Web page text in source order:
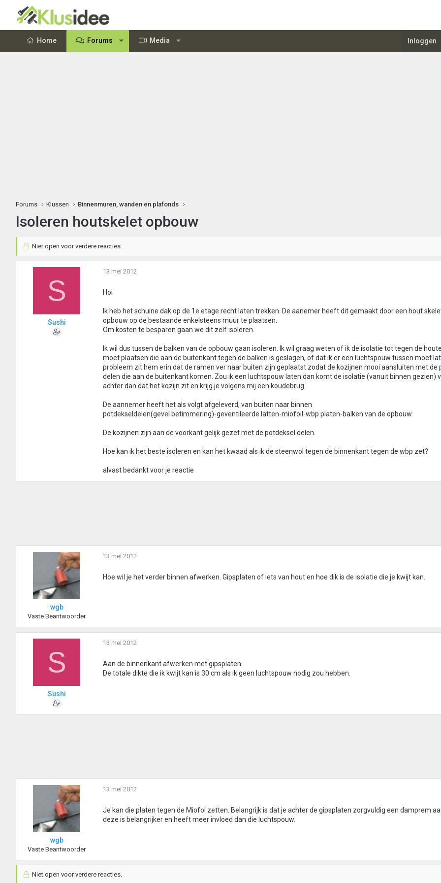
Home Forums Media Inloggen
Forums Klussen Binnenmuren, wanden en plafonds
Isoleren houtskelet opbouw
Niet open voor verdere reacties.
S
Sushi
13 mei 2012
Hoi
Ik heb het schuine dak op de 1e etage recht laten trekken. De aanemer heeft dit gemaakt door een hout
opbouw op de bestaande enkelsteens muur te plaatsen.
Om kosten te besparen gaan we dit zelf isoleren.
Ik wil dus tussen de balken van de opbouw gaan isoleren. Ik wil graag weten of ik de isolatie tot tegen de
moet plaatsen die aan de buitenkant tegen de balken is geslagen, of dat ik er een luchtspouw tussen moet
probleem zit hem erin dat de ramen ver naar buiten zijn geplaatst zodat de kozijnen mooi aansluiten met de
delen die aan de buitenkant komen. Zou ik een luchtspouw laten dan komt de isolatie (vanuit binnen gezien)
achter dan dat het kozijn zit en krijg je volgens mij een koudebrug.
De aannemer heeft het als volgt afgeleverd, van buiten naar binnen
potdekseldelen(gevel betimmering)-geventileerde latten-miofoil-wbp platen-balken van de opbouw
De kozijnen zijn aan de voorkant gelijk gezet met de potdeksel delen.
Hoe kan ik het beste isoleren en kan het kwaad als ik de steenwol tegen de binnenkant tegen de wbp zet?
alvast bedankt voor je reactie
wgb
Vaste Beantwoorder
13 mei 2012
Hoe wil je het verder binnen afwerken. Gipsplaten of iets van hout en hoe dik is de isolatie die je kwijt kan.
S
Sushi
13 mei 2012
Aan de binnenkant afwerken met gipsplaten.
De totale dikte die ik kwijt kan is 30 cm als ik geen luchtspouw nodig zou hebben.
wgb
Vaste Beantwoorder
13 mei 2012
Je kan die platen tegen de Miofol zetten. Belangrijk is dat je achter de gipsplaten zorgvuldig een damprem
deze is belangrijker en heeft meer invloed dan die luchtspouw.
Niet open voor verdere reacties.